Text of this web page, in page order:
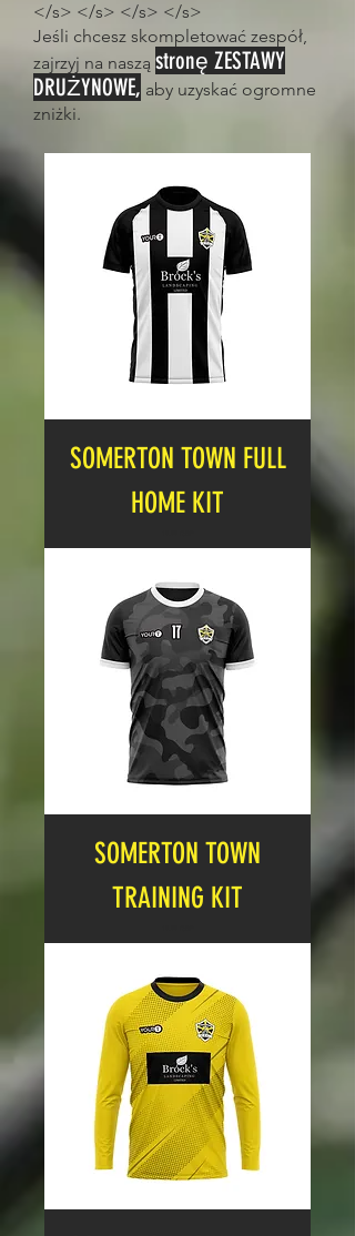
</s> </s> </s> </s>
Jeśli chcesz skompletować zespół,
zajrzyj na naszą stronę ZESTAWY
DRUŻYNOWE, aby uzyskać ogromne
zniżki.
SOMERTON TOWN FULL
HOME KIT
SOMERTON TOWN
TRAINING KIT